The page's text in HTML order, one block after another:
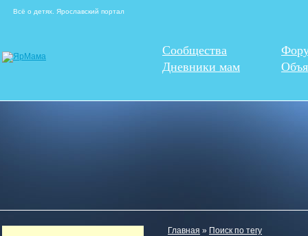
Всё о детях. Ярославский портал
Сообщества
Дневники мам
Главная » Поиск по тегу